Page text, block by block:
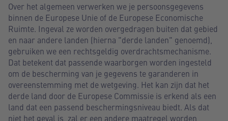
Over het algemeen verwerken we je persoonsgegevens
binnen de Europese Unie of de Europese Economische
Ruimte. Ingeval ze worden overgedragen buiten dat gebied
en naar andere landen (hierna "derde landen" genoemd),
gebruiken we een rechtsgeldig overdrachtsmechanisme.
Dat betekent dat passende waarborgen worden ingesteld
om de bescherming van je gegevens te garanderen in
overeenstemming met de wetgeving. Het kan zijn dat het
derde land door de Europese Commissie is erkend als een
land dat een passend beschermingsniveau biedt. Als dat
niet het geval is, zal er een andere maatregel worden